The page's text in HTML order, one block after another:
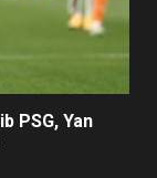
PSG, Yan